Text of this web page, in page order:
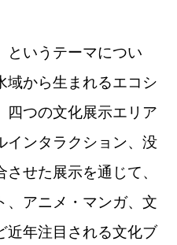
というテーマについ
域から生まれるエコシ
四つの文化展示エリア
インタラクション、没
せた展示を通じて、
、アニメ・マンガ、文
近年注目される文化ブ